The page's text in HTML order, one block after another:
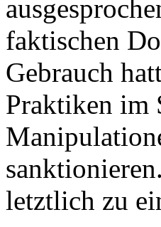
faktischen
Gebrauch
Praktiken im
letztlich zu